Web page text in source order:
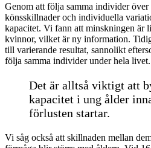
Genom att följa samma individer
könsskillnader och individuella
kapacitet. Vi fann att minskningen är
kvinnor, vilket är ny information.
till varierande resultat, sannolikt
följa samma individer under hela livet.
Det är alltså viktigt att
kapacitet i ung ålder
förlusten startar.
Vi såg också att skillnaden mellan